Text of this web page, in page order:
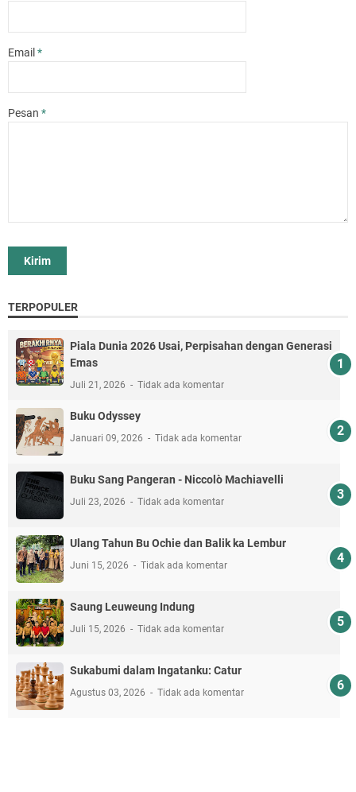
Email *
Pesan *
TERPOPULER
Piala Dunia 2026 Usai, Perpisahan dengan Generasi
Emas
Juli 21, 2026 Tidak ada komentar
Buku Odyssey
Januari 09, 2026 Tidak ada komentar
Buku Sang Pangeran - Niccolò Machiavelli
Juli 23, 2026 Tidak ada komentar
Ulang Tahun Bu Ochie dan Balik ka Lembur
Juni 15, 2026 Tidak ada komentar
Saung Leuweung Indung
Juli 15, 2026 Tidak ada komentar
Sukabumi dalam Ingatanku: Catur
Agustus 03, 2026 Tidak ada komentar